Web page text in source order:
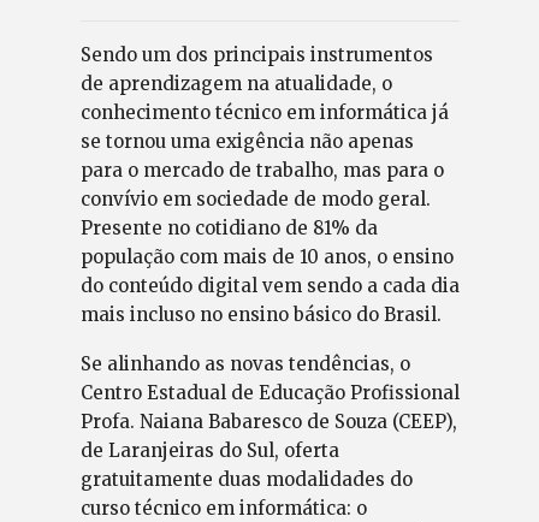
Sendo um dos principais instrumentos
de aprendizagem na atualidade, o
conhecimento técnico em informática já
se tornou uma exigência não apenas
para o mercado de trabalho, mas para o
convívio em sociedade de modo geral.
Presente no cotidiano de 81% da
população com mais de 10 anos, o ensino
do conteúdo digital vem sendo a cada dia
mais incluso no ensino básico do Brasil.
Se alinhando as novas tendências, o
Centro Estadual de Educação Profissional
Profa. Naiana Babaresco de Souza (CEEP),
de Laranjeiras do Sul, oferta
gratuitamente duas modalidades do
curso técnico em informática: o